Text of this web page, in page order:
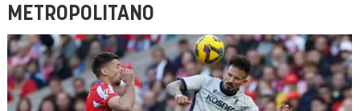
METROPOLITANO